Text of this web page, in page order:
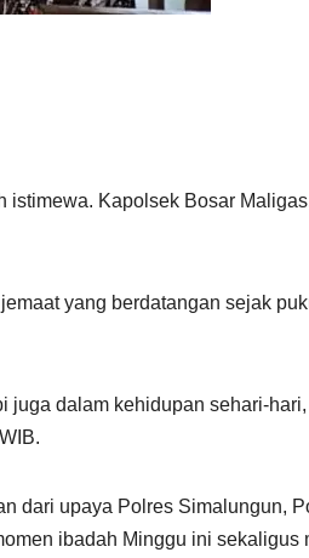
istimewa. Kapolsek Bosar
yang berdatangan sejak
juga dalam kehidupan sehari-
dari upaya Polres Simalungun,
ibadah Minggu ini sekaligus